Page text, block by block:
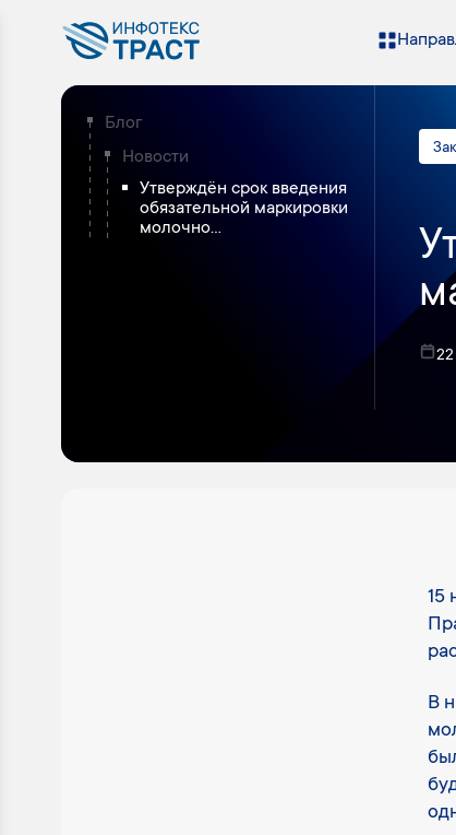
Блог
Новости
Утверждён срок введения
обязательной маркировки
молочно...
22
15
В